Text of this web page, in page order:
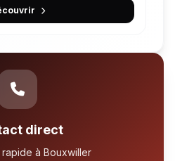
direct
à Bouxwiller